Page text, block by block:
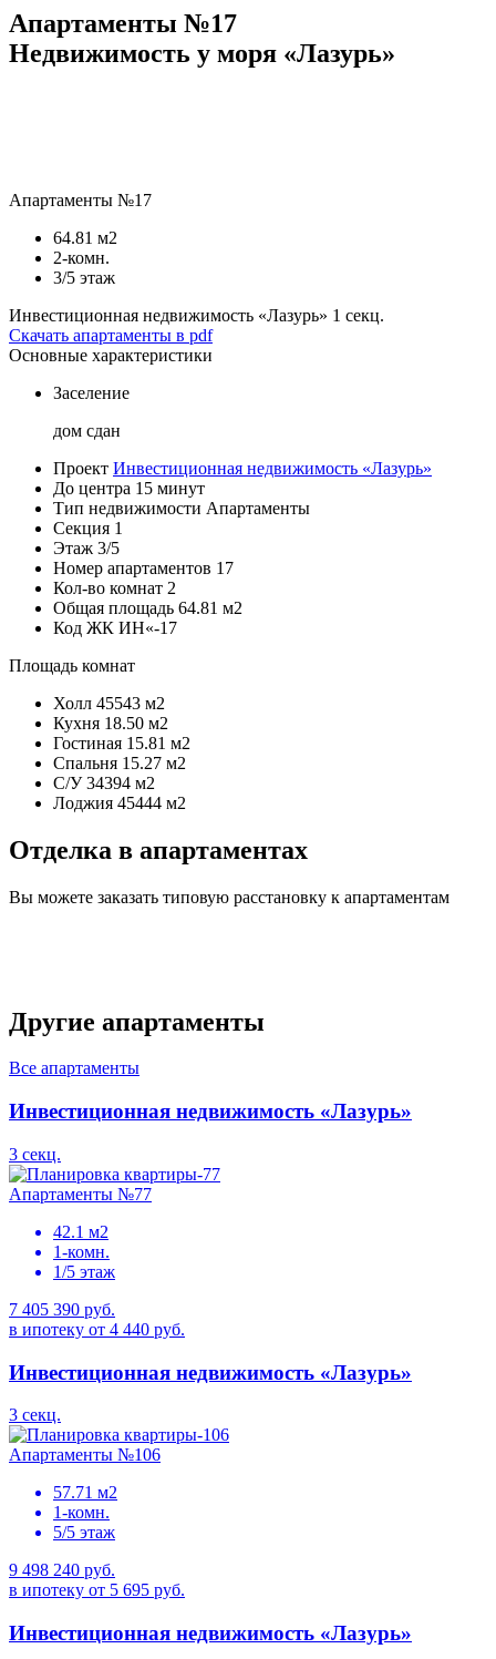
Апартаменты №17
Недвижимость у моря «Лазурь»
Апартаменты №17
64.81 м2
2-комн.
3/5 этаж
Инвестиционная недвижимость «Лазурь» 1 секц.
Скачать апартаменты в pdf
Основные характеристики
Заселение
дом сдан
Проект Инвестиционная недвижимость «Лазурь»
До центра 15 минут
Тип недвижимости Апартаменты
Секция 1
Этаж 3/5
Номер апартаментов 17
Кол-во комнат 2
Общая площадь 64.81 м2
Код ЖК ИН«-17
Площадь комнат
Холл 45543 м2
Кухня 18.50 м2
Гостиная 15.81 м2
Спальня 15.27 м2
С/У 34394 м2
Лоджия 45444 м2
Отделка в апартаментах
Вы можете заказать типовую расстановку к апартаментам
Другие апартаменты
Все апартаменты
Инвестиционная недвижимость «Лазурь»
3 секц.
Апартаменты №77
42.1 м2
1-комн.
1/5 этаж
7 405 390 руб.
в ипотеку от 4 440 руб.
Инвестиционная недвижимость «Лазурь»
3 секц.
Апартаменты №106
57.71 м2
1-комн.
5/5 этаж
9 498 240 руб.
в ипотеку от 5 695 руб.
Инвестиционная недвижимость «Лазурь»